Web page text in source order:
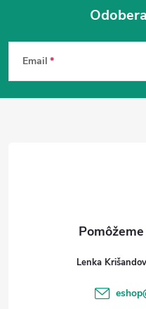
Z
p
ä
Email
Lenka
eshop